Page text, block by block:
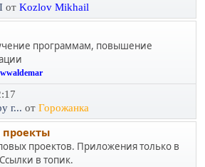
от Kozlov Mikhail
программам, повышение
wwaldemar
г... от Горожанка
проектов. Приложения только в
в топик.